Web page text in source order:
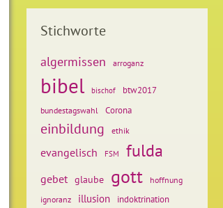
Stichworte
algermissen arroganz
bibel bischof btw2017
bundestagswahl Corona
einbildung ethik
evangelisch FSM fulda
gebet glaube gott
hoffnung
ignoranz
illusion indoktrination